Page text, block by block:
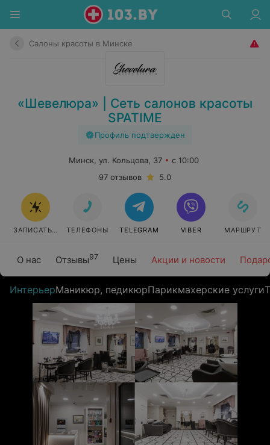
Салоны красоты в Минске
«Шевелюра» | Сеть салонов красоты
SPATIME
Профиль подтвержден
О нас Отзывы97 Цены Акции и новости
Минск, ул. Кольцова, 37
с 10:00
97 отзывов
5.0
ЗАПИСАТЬСЯ ТЕЛЕФОНЫ TELEGRAM VIBER МАРШРУТ
ИнтерьерМаникюр, педикюрПарикмахерские услуги